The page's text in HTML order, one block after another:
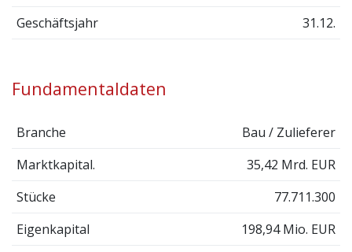
Geschäftsjahr
31.12.
Fundamentaldaten
Branche
Bau / Zulieferer
Marktkapital.
35,42 Mrd. EUR
Stücke
77.711.300
Eigenkapital
198,94 Mio. EUR